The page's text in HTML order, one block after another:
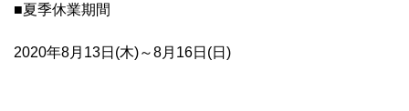
■夏季休業期間
2020年8月13日(木)～8月16日(日)